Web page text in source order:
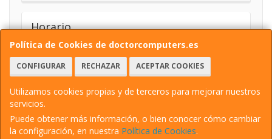
Política de Cookies de doctorcomputers.es
CONFIGURAR RECHAZAR ACEPTAR COOKIES
Utilizamos cookies propias y de terceros para mejorar nuestros
servicios.
Puede obtener más información, o bien conocer cómo cambiar
la configuración, en nuestra Política de Cookies.
Horario
10:00- 14:00 17:30 -19:30